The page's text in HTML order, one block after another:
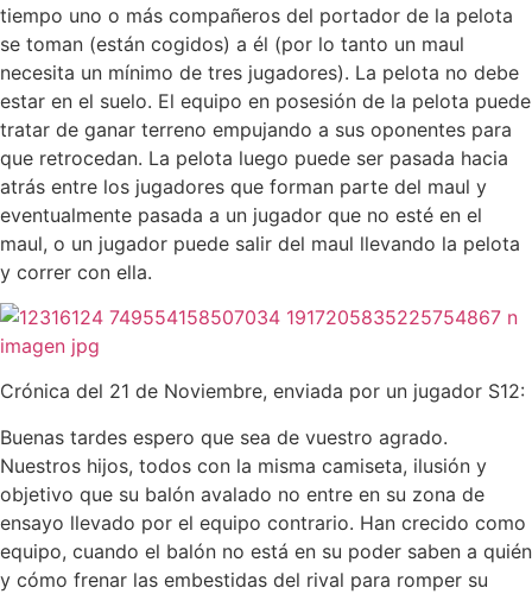
tiempo uno o más compañeros del portador de la pelota
se toman (están cogidos) a él (por lo tanto un maul
necesita un mínimo de tres jugadores). La pelota no debe
estar en el suelo. El equipo en posesión de la pelota puede
tratar de ganar terreno empujando a sus oponentes para
que retrocedan. La pelota luego puede ser pasada hacia
atrás entre los jugadores que forman parte del maul y
eventualmente pasada a un jugador que no esté en el
maul, o un jugador puede salir del maul llevando la pelota
y correr con ella.
imagen jpg
Crónica del 21 de Noviembre, enviada por un jugador S12:
Buenas tardes espero que sea de vuestro agrado.
Nuestros hijos, todos con la misma camiseta, ilusión y
objetivo que su balón avalado no entre en su zona de
ensayo llevado por el equipo contrario. Han crecido como
equipo, cuando el balón no está en su poder saben a quién
y cómo frenar las embestidas del rival para romper su